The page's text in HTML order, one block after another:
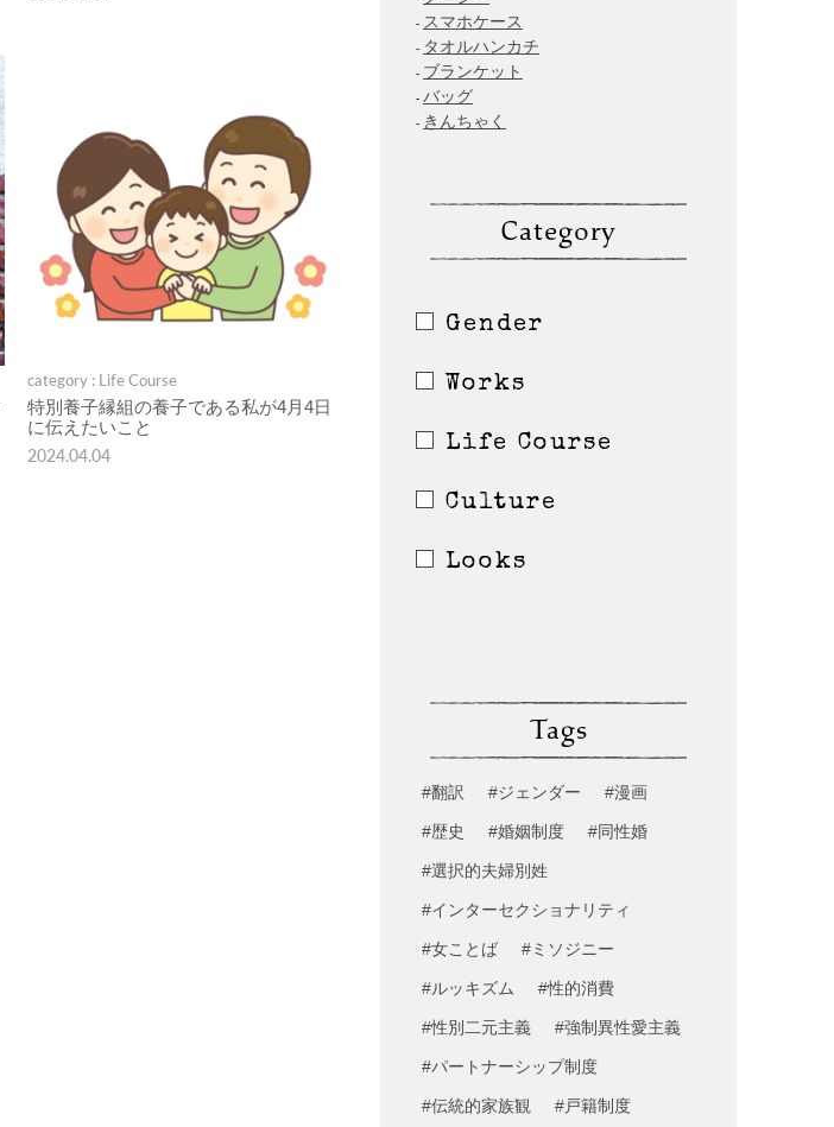
category : Life Course
特別養子縁組の養子である私が4月4日
に伝えたいこと
2024.04.04
スマホケース
タオルハンカチ
ブランケット
バッグ
きんちゃく
Category
Gender
Works
Life Course
Culture
Looks
Tags
#翻訳 #ジェンダー #漫画
#歴史 #婚姻制度 #同性婚
#選択的夫婦別姓
#インターセクショナリティ
#女ことば #ミソジニー
#ルッキズム #性的消費
#性別二元主義 #強制異性愛主義
#パートナーシップ制度
#伝統的家族観 #戸籍制度